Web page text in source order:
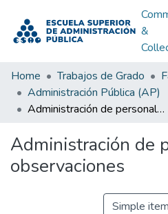
&
Home Trabajos de Grado
Administración Pública (AP)
Administración de personal : observaciones
Administración de
observaciones
Simple